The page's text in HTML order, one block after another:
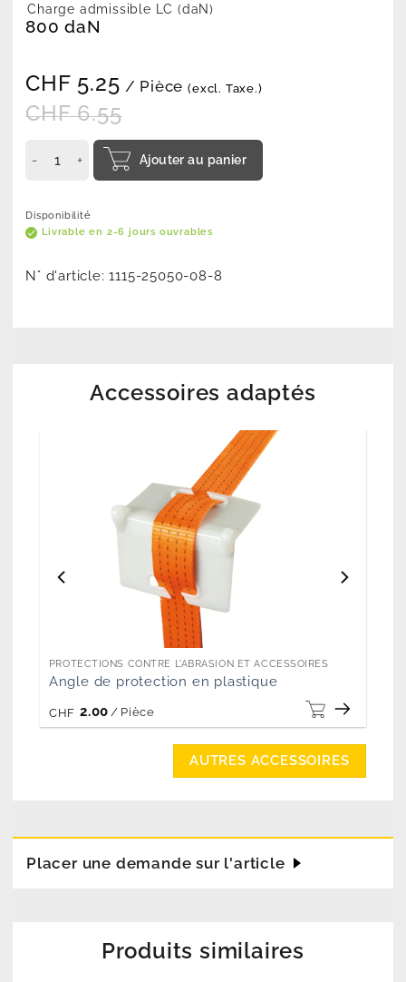
Charge admissible LC (daN)
800 daN
CHF 5.25 / Pièce (excl. Taxe.)
CHF6.55
Ajouter au panier
Disponibilité
Livrable en 2-6 jours ouvrables
N° d'article:1115-25050-08-8
Accessoires adaptés
PROTECTIONS CONTRE L'ABRASION ET ACCESSOIRES
Angle de protection en plastique
CHF 2.00 / Pièce
AUTRES ACCESSOIRES
Placer une demande sur l'article
Produits similaires